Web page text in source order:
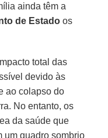
ainda têm a
de Estado os
total das
devido às
ao colapso do
No entanto, os
da saúde que
um quadro sombrio